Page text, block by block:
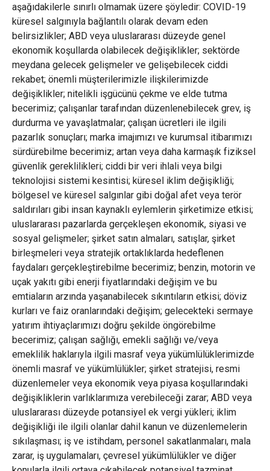
aşağıdakilerle sınırlı olmamak üzere şöyledir: COVID-19
küresel salgınıyla bağlantılı olarak devam eden
belirsizlikler; ABD veya uluslararası düzeyde genel
ekonomik koşullarda olabilecek değişiklikler; sektörde
meydana gelecek gelişmeler ve gelişebilecek ciddi
rekabet; önemli müşterilerimizle ilişkilerimizde
değişiklikler; nitelikli işgücünü çekme ve elde tutma
becerimiz; çalışanlar tarafından düzenlenebilecek grev, iş
durdurma ve yavaşlatmalar; çalışan ücretleri ile ilgili
pazarlık sonuçları; marka imajımızı ve kurumsal itibarımızı
sürdürebilme becerimiz; artan veya daha karmaşık fiziksel
güvenlik gereklilikleri; ciddi bir veri ihlali veya bilgi
teknolojisi sistemi kesintisi; küresel iklim değişikliği;
bölgesel ve küresel salgınlar gibi doğal afet veya terör
saldırıları gibi insan kaynaklı eylemlerin şirketimize etkisi;
uluslararası pazarlarda gerçekleşen ekonomik, siyasi ve
sosyal gelişmeler; şirket satın almaları, satışlar, şirket
birleşmeleri veya stratejik ortaklıklarda hedeflenen
faydaları gerçekleştirebilme becerimiz; benzin, motorin ve
uçak yakıtı gibi enerji fiyatlarındaki değişim ve bu
emtiaların arzında yaşanabilecek sıkıntıların etkisi; döviz
kurları ve faiz oranlarındaki değişim; gelecekteki sermaye
yatırım ihtiyaçlarımızı doğru şekilde öngörebilme
becerimiz; çalışan sağlığı, emekli sağlığı ve/veya
emeklilik haklarıyla ilgili masraf veya yükümlülüklerimizde
önemli masraf ve yükümlülükler; şirket stratejisi, resmi
düzenlemeler veya ekonomik veya piyasa koşullarındaki
değişikliklerin varlıklarımıza verebileceği zarar; ABD veya
uluslararası düzeyde potansiyel ek vergi yükleri; iklim
değişikliği ile ilgili olanlar dahil kanun ve düzenlemelerin
sıkılaşması; iş ve istihdam, personel sakatlanmaları, mala
zarar, iş uygulamaları, çevresel yükümlülükler ve diğer